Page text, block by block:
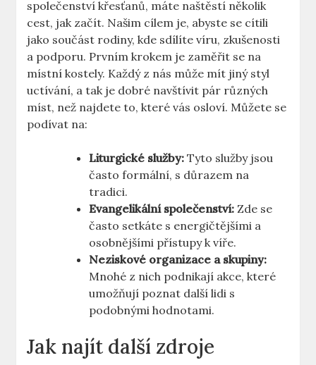
společenství křesťanů, máte naštěstí několik
cest, jak začít. Našim cílem je, abyste se cítili
jako součást rodiny, kde sdílíte víru, zkušenosti
a podporu. Prvním krokem je zaměřit se na
místní kostely. Každý z nás může mít jiný styl
uctívání, a tak je dobré navštívit pár různých
míst, než najdete to, které vás osloví. Můžete se
podívat na:
Liturgické služby: Tyto služby jsou
často formální, s důrazem na
tradici.
Evangelikální společenství: Zde se
často setkáte s energičtějšími a
osobnějšími přístupy k víře.
Neziskové organizace a skupiny:
Mnohé z nich podnikají akce, které
umožňují poznat další lidi s
podobnými hodnotami.
Jak najít další zdroje